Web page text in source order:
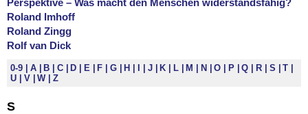
Roland Imhoff
Roland Zingg
Rolf van Dick
0-9 A B C D E F G H I J K L M N O P Q R S
T
U
V W Z
S